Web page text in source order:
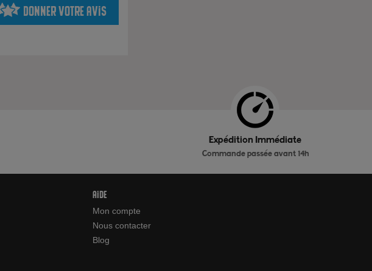
Donner votre avis
Expédition Immédiate
Commande passée avant 14h
Aide
Mon compte
Nous contacter
Blog